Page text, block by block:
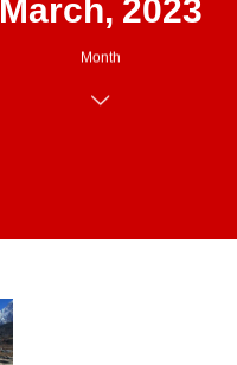
March, 2023
Month